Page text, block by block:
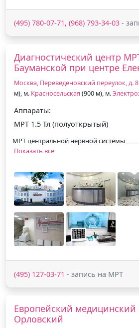
(495) 780-07-71, (968) 793-34-03 -
Диагностический центр
Бауманской при центре
Москва, Переведеновский переулок, д. 8
м), м. Красносельская (900 м), м.
Аппараты:
МРТ 1.5 Тл (полуоткрытый)
МРТ центральной нервной системы
Показать все
(495) 127-03-71 - запись на МРТ
Европейский медицинский
Орловский